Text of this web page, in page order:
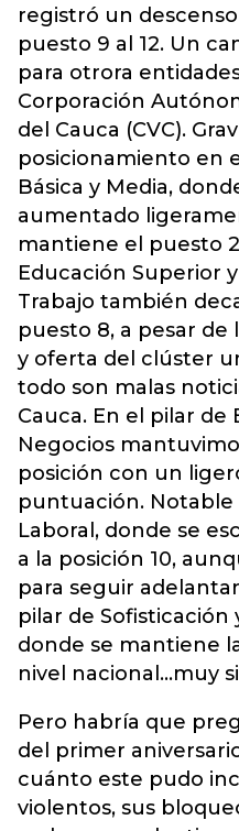
registró un
puesto 9 al 12. Un
para otrora
Corporación
del Cauca (CVC).
posicionamiento en
Básica y Media,
aumentado
mantiene el puesto
Educación Superior
Trabajo también
puesto 8, a pesar
y oferta del clúster
todo son malas
Cauca. En el pilar de
Negocios
posición con un
puntuación. Notable
Laboral, donde se
a la posición 10,
para seguir
pilar de Sofisticación
donde se mantiene
nivel nacional…muy
Pero habría que
del primer
cuánto este pudo
violentos, sus